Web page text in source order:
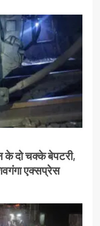
के दो चक्के बेपटरी,
एक्सप्रेस